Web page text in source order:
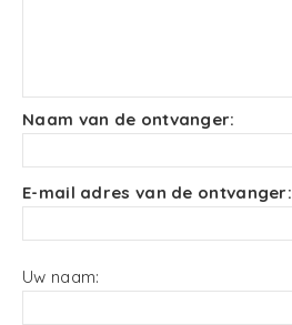
Naam van de ontvanger:
E-mail adres van de ontvanger:
Uw naam: